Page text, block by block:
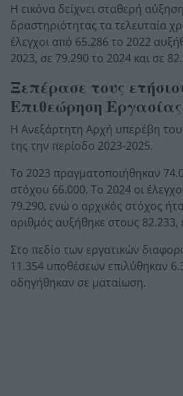
Η εικόνα δείχνει σταθερή
δραστηριότητας τα τελευταία
έλεγχοι από 65.286 το 2022
2023, σε 79.290 το 2024 και σε
Ξεπέρασε τους
Επιθεώρηση Εργασίας
Η Ανεξάρτητη Αρχή υπερέβη
της την περίοδο 2023-2025.
Το 2023 πραγματοποιήθηκαν
στόχου 66.000. Το 2024 οι
79.290, ενώ ο αρχικός στόχος
αριθμός αυξήθηκε στους 82.233,
Στο πεδίο των εργατικών
11.354 υποθέσεων επιλύθηκαν
οδηγήθηκαν σε ματαίωση.